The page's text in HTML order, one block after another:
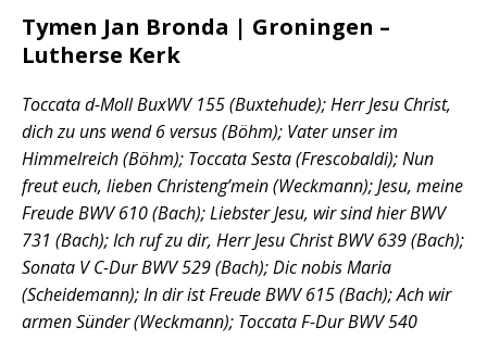
Tymen Jan Bronda | Groningen –
Lutherse Kerk
Toccata d-Moll BuxWV 155 (Buxtehude); Herr Jesu Christ,
dich zu uns wend 6 versus (Böhm); Vater unser im
Himmelreich (Böhm); Toccata Sesta (Frescobaldi); Nun
freut euch, lieben Christeng’mein (Weckmann); Jesu, meine
Freude BWV 610 (Bach); Liebster Jesu, wir sind hier BWV
731 (Bach); Ich ruf zu dir, Herr Jesu Christ BWV 639 (Bach);
Sonata V C-Dur BWV 529 (Bach); Dic nobis Maria
(Scheidemann); In dir ist Freude BWV 615 (Bach); Ach wir
armen Sünder (Weckmann); Toccata F-Dur BWV 540